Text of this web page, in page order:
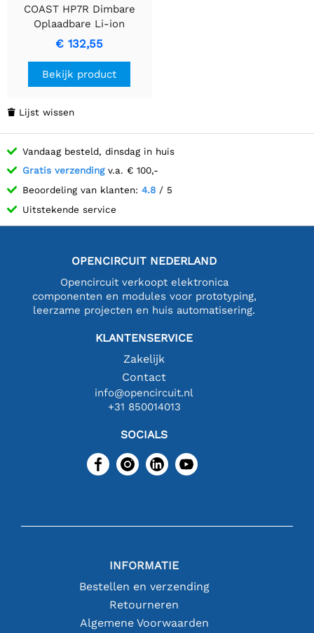
COAST HP7R Dimbare
Oplaadbare Li-ion
Zaklamp, 300 Lumen
€ 132,55
Bekijk product
 Lijst wissen
Vandaag besteld, dinsdag in huis
Gratis verzendingv.a. € 100,-
Beoordeling van klanten: 4.8 / 5
Uitstekende service
OPENCIRCUIT NEDERLAND
Opencircuit verkoopt elektronica
componenten en modules voor prototyping,
leerzame projecten en huis automatisering.
KLANTENSERVICE
Zakelijk
Contact
info@opencircuit.nl
+31 850014013
SOCIALS
INFORMATIE
Bestellen en verzending
Retourneren
Algemene Voorwaarden